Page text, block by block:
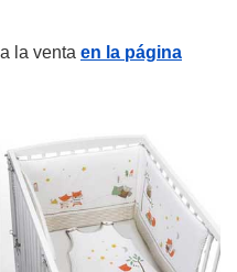
la venta en la página